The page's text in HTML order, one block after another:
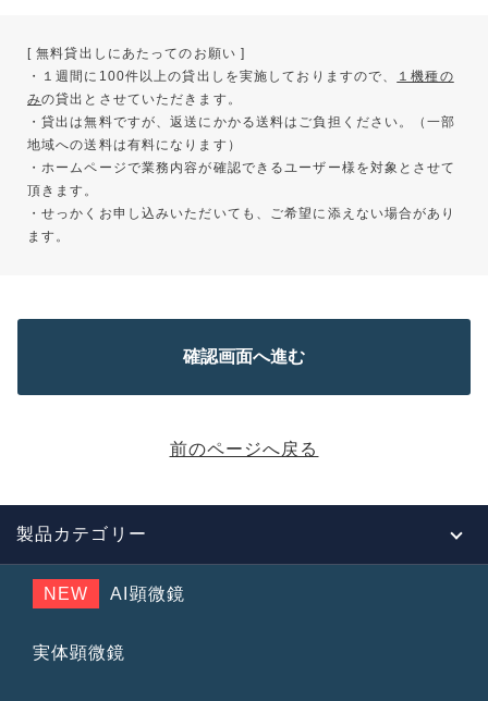
[ 無料貸出しにあたってのお願い ]
・１週間に100件以上の貸出しを実施しておりますので、
１機種の
みの貸出とさせていただきます。
・貸出は無料ですが、返送にかかる送料はご負担ください。（一部
地域への送料は有料になります）
・ホームページで業務内容が確認できるユーザー様を対象とさせて
頂きます。
・せっかくお申し込みいただいても、ご希望に添えない場合があり
ます。
前のページへ戻る
製品カテゴリー
NEW AI顕微鏡
実体顕微鏡